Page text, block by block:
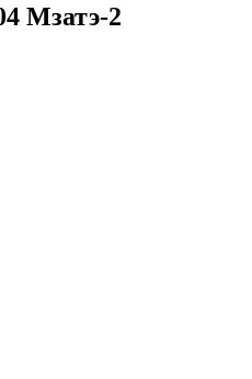
Мзатэ-2